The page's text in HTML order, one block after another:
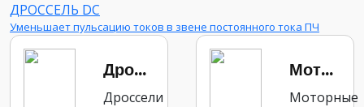
ДРОССЕЛЬ DC
Уменьшает пульсацию токов в звене постоянного тока ПЧ
Дроссель DC
Дроссели
Моторный дроссель
Моторные